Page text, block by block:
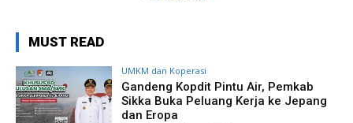
MUST READ
UMKM dan Koperasi
Gandeng Kopdit Pintu Air, Pemkab
Sikka Buka Peluang Kerja ke Jepang
dan Eropa